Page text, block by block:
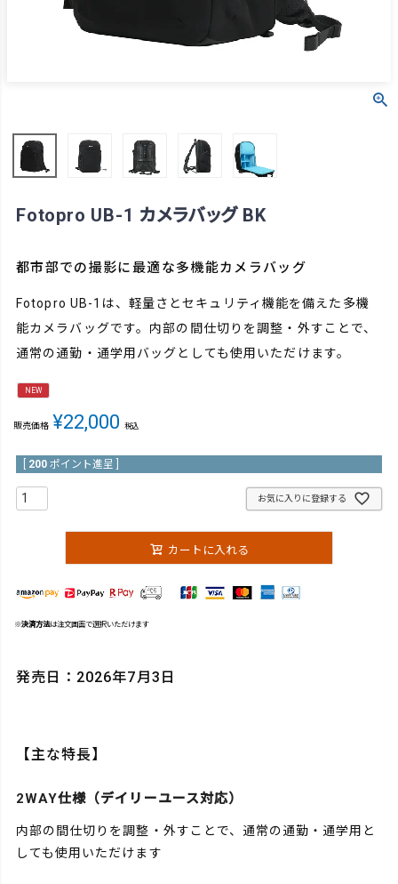
Fotopro UB-1 カメラバッグ BK
都市部での撮影に最適な多機能カメラバッグ
Fotopro UB-1は、軽量さとセキュリティ機能を備えた多機
能カメラバッグです。内部の間仕切りを調整・外すことで、
通常の通勤・通学用バッグとしても使用いただけます。
NEW
販売価格 ¥22,000 税込
200 ポイント進呈 ]
お気に入りに登録する
カートに入れる
※決済方法は注文画面で選択いただけます
発売日：2026年7月3日
【主な特長】
2WAY仕様（デイリーユース対応）
内部の間仕切りを調整・外すことで、通常の通勤・通学用と
しても使用いただけます